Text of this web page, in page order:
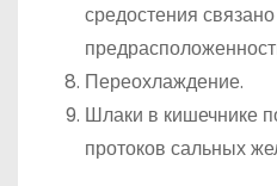
средостения
Переохлаждение.
Шлаки в кишечнике
протоков сальных